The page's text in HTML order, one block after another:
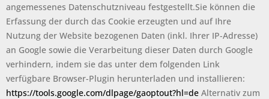
angemessenes Datenschutzniveau festgestellt.Sie können die
Erfassung der durch das Cookie erzeugten und auf Ihre
Nutzung der Website bezogenen Daten (inkl. Ihrer IP-Adresse)
an Google sowie die Verarbeitung dieser Daten durch Google
verhindern, indem sie das unter dem folgenden Link
verfügbare Browser-Plugin herunterladen und installieren:
https://tools.google.com/dlpage/gaoptout?hl=de Alternativ zum